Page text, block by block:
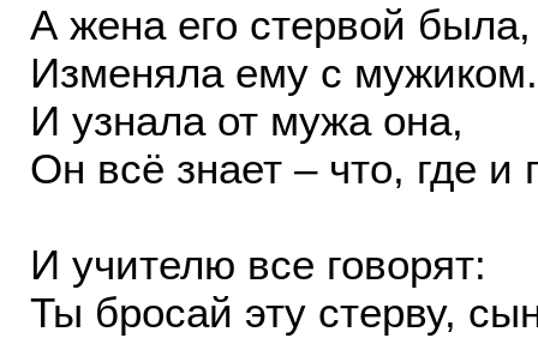
А жена его стервой была,
Изменяла ему с мужиком.
И узнала от мужа она,
Он всё знает – что, где и
И учителю все говорят:
Ты бросай эту стерву,